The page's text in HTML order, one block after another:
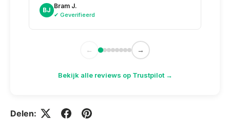
BJ
Bram J.
✔ Geverifieerd
← →
Bekijk alle reviews op Trustpilot →
Delen: